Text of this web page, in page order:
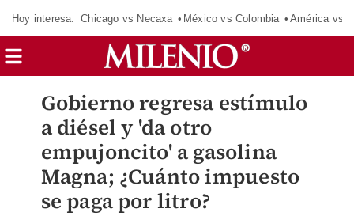
Hoy interesa: Chicago vs Necaxa México vs Colombia América vs
Gobierno regresa estímulo
a diésel y 'da otro
empujoncito' a gasolina
Magna; ¿Cuánto impuesto
se paga por litro?